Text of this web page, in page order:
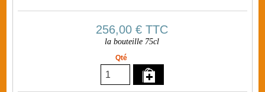
256,00 € TTC
la bouteille 75cl
Qté